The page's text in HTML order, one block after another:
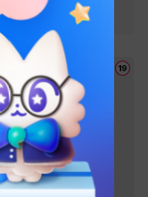
# 친구 오피스물